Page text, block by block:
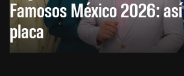
Famosos México 2026:
placa